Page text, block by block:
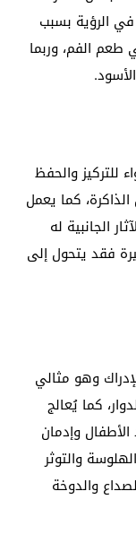
الرؤية بسبب
طعم الفم، وربما
للتركيز والحفظ
كما يعمل
الجانبية له
فقد يتحول إلى
وهو مثالي
كما يُعالج
وإدمان
والتوثر
والدوخة